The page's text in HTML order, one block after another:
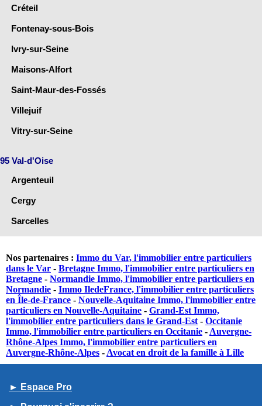
Créteil
Fontenay-sous-Bois
Ivry-sur-Seine
Maisons-Alfort
Saint-Maur-des-Fossés
Villejuif
Vitry-sur-Seine
95 Val-d'Oise
Argenteuil
Cergy
Sarcelles
Nos partenaires : Immo du Var, l'immobilier entre particuliers
dans le Var - Bretagne Immo, l'immobilier entre particuliers en
Bretagne - Normandie Immo, l'immobilier entre particuliers en
Normandie - Immo IledeFrance, l'immobilier entre particuliers
en Île-de-France - Nouvelle-Aquitaine Immo, l'immobilier entre
particuliers en Nouvelle-Aquitaine - Grand-Est Immo,
l'immobilier entre particuliers dans le Grand-Est - Occitanie
Immo, l'immobilier entre particuliers en Occitanie - Auvergne-
Rhône-Alpes Immo, l'immobilier entre particuliers en
Auvergne-Rhône-Alpes - Avocat en droit de la famille à Lille
► Espace Pro